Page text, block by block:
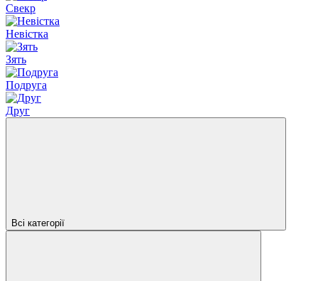
Свекр
Невістка
Зять
Подруга
Друг
Всі категорії